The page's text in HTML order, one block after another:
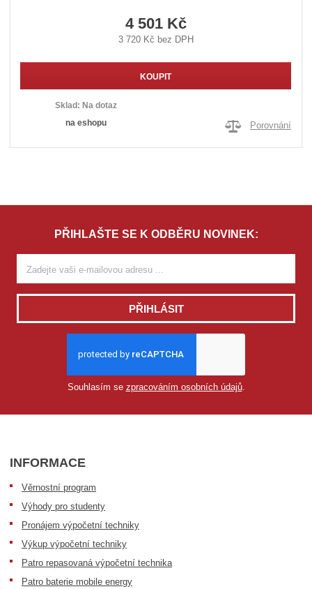
4 501 Kč
3 720 Kč bez DPH
KOUPIT
Sklad: Na dotaz
na eshopu
Porovnání
PŘIHLAŠTE SE K ODBĚRU NOVINEK:
PŘIHLÁSIT
Souhlasím se zpracováním osobních údajů.
INFORMACE
Věrnostní program
Výhody pro studenty
Pronájem výpočetní techniky
Výkup výpočetní techniky
Patro repasovaná výpočetní technika
Patro baterie mobile energy